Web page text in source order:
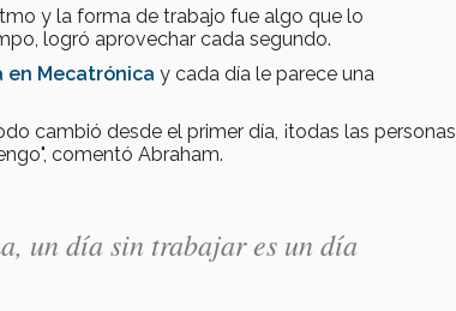
y la forma de trabajo fue algo que lo
logró aprovechar cada segundo.
en Mecatrónica y cada día le parece una
cambió desde el primer día, ¡todas las personas
comentó Abraham.
un día sin trabajar es un día